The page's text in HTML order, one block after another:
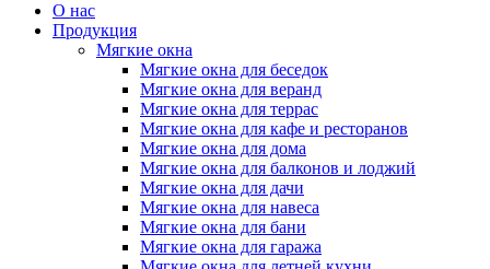
О нас
Продукция
Мягкие окна
Мягкие окна для беседок
Мягкие окна для веранд
Мягкие окна для террас
Мягкие окна для кафе и ресторанов
Мягкие окна для дома
Мягкие окна для балконов и лоджий
Мягкие окна для дачи
Мягкие окна для навеса
Мягкие окна для бани
Мягкие окна для гаража